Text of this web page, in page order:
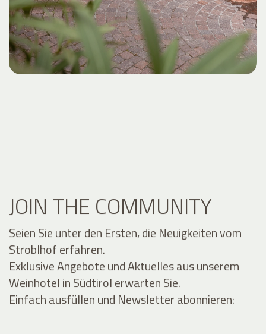
JOIN THE COMMUNITY
Seien Sie unter den Ersten, die Neuigkeiten vom
Stroblhof erfahren.
Exklusive Angebote und Aktuelles aus unserem
Weinhotel in Südtirol erwarten Sie.
Einfach ausfüllen und Newsletter abonnieren: